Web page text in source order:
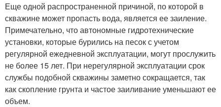
Еще одной распространенной причиной, по которой в
скважине может пропасть вода, является ее заиление.
Примечательно, что автономные гидротехнические
установки, которые бурились на песок с учетом
регулярной ежедневной эксплуатации, могут прослужить
не более 15 лет. При нерегулярной эксплуатации срок
службы подобной скважины заметно сокращается, так
как скопление грунта и частое заиливание уменьшают ее
объем.